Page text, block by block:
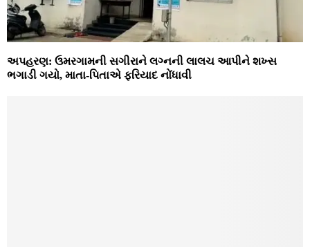
અપહરણ: ઉમરગામની સગીરાને લગ્નની લાલચ આપીને શખ્સ
ભગાડી ગયો, માતા-પિતાએ ફરિયાદ નોંધાવી